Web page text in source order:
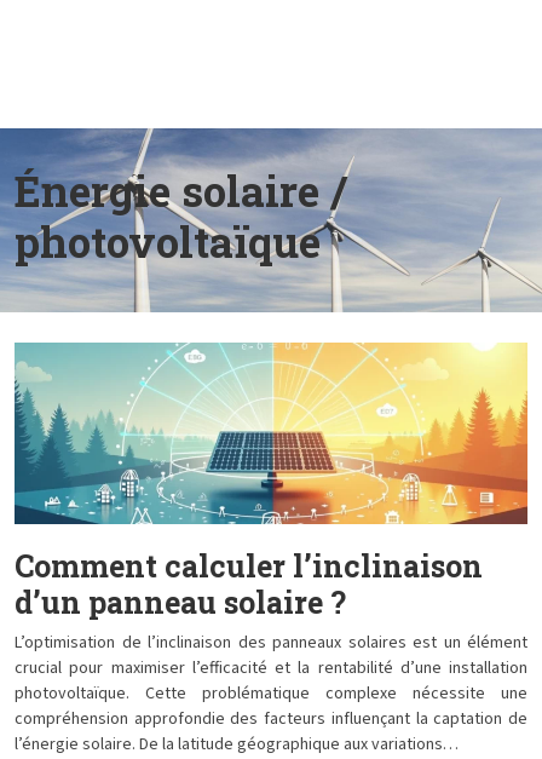
Énergie solaire /
photovoltaïque
Comment calculer l’inclinaison
d’un panneau solaire ?
L’optimisation de l’inclinaison des panneaux solaires est un élément
crucial pour maximiser l’efficacité et la rentabilité d’une installation
photovoltaïque. Cette problématique complexe nécessite une
compréhension approfondie des facteurs influençant la captation de
l’énergie solaire. De la latitude géographique aux variations…